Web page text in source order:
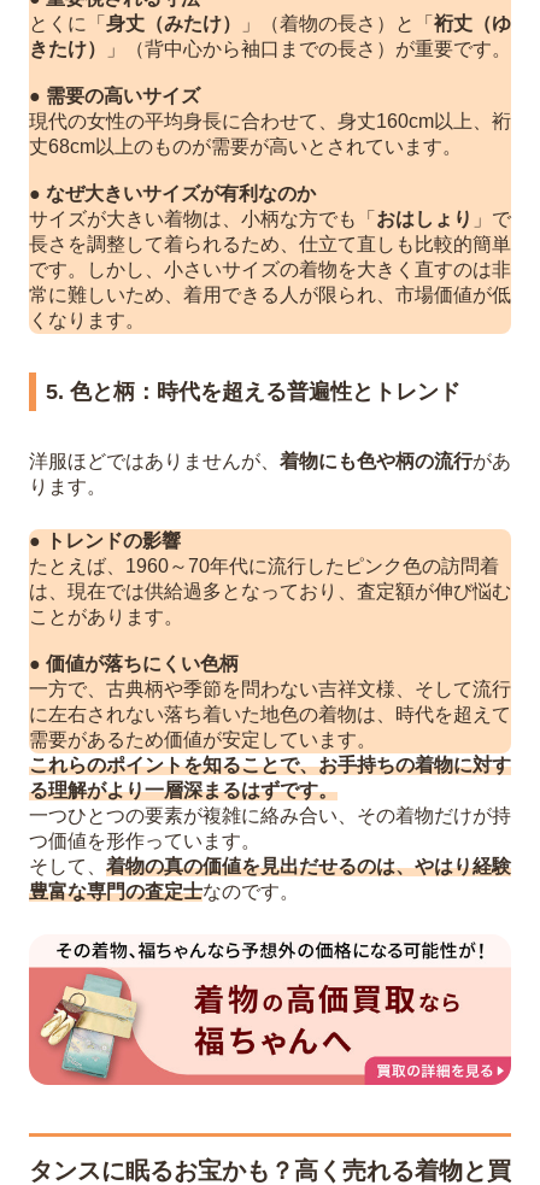
とくに「 身丈（みたけ） 」（着物の長さ）と「 裄丈（ゆ
きたけ）
」（背中心から袖口までの長さ）が重要です。
● 需要の高いサイズ
現代の女性の平均身長に合わせて、身丈160cm以上、裄
丈68cm以上のものが需要が高いとされています。
● なぜ大きいサイズが有利なのか
サイズが大きい着物は、小柄な方でも「 おはしょり 」で
長さを調整して着られるため、仕立て直しも比較的簡単
です。しかし、小さいサイズの着物を大きく直すのは非
常に難しいため、着用できる人が限られ、市場価値が低
くなります。
5. 色と柄：時代を超える普遍性とトレンド
洋服ほどではありませんが、 着物にも色や柄の流行があ
ります。
●
トレンドの影響
たとえば、1960～70年代に流行したピンク色の訪問着
は、現在では供給過多となっており、査定額が伸び悩む
ことがあります。
● 価値が落ちにくい色柄
一方で、古典柄や季節を問わない吉祥文様、そして流行
に左右されない落ち着いた地色の着物は、時代を超えて
需要があるため価値が安定しています。
これらのポイントを知ることで、お手持ちの着物に対す
る理解がより一層深まるはずです。
一つひとつの要素が複雑に絡み合い、その着物だけが持
つ価値を形作っています。
そして、 着物の真の価値を見出だせるのは、やはり経験
豊富な専門の査定士なのです。
タンスに眠るお宝かも？高く売れる着物と買